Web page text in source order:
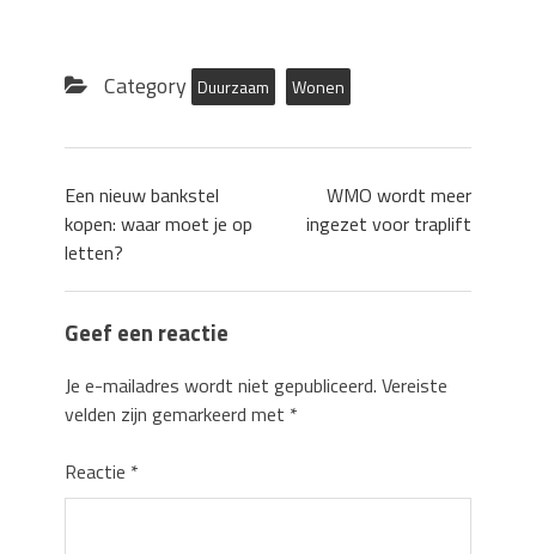
Category Duurzaam Wonen
Een nieuw bankstel
kopen: waar moet je op
letten?
WMO wordt meer
ingezet voor traplift
Geef een reactie
Je e-mailadres wordt niet gepubliceerd. Vereiste
velden zijn gemarkeerd met *
Reactie *